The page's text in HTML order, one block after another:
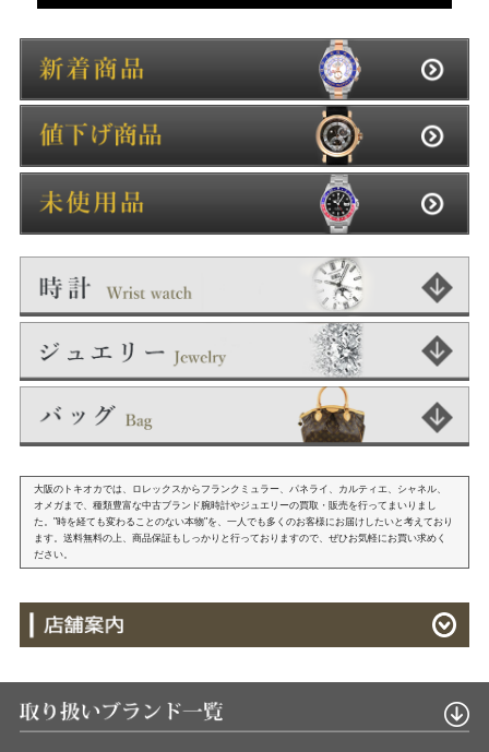
大阪のトキオカでは、ロレックスからフランクミュラー、パネライ、カルティエ、シャネル、
オメガまで、種類豊富な中古ブランド腕時計やジュエリーの買取・販売を行ってまいりまし
た。"時を経ても変わることのない本物"を、一人でも多くのお客様にお届けしたいと考えており
ます。送料無料の上、商品保証もしっかりと行っておりますので、ぜひお気軽にお買い求めく
ださい。